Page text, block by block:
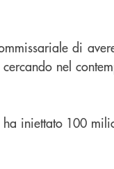
di
nel
iniettato 100